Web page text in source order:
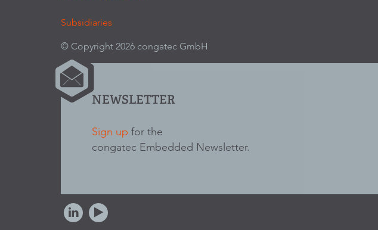
Subsidiaries
© Copyright 2026 congatec GmbH
NEWSLETTER
Sign up for the
congatec Embedded Newsletter.